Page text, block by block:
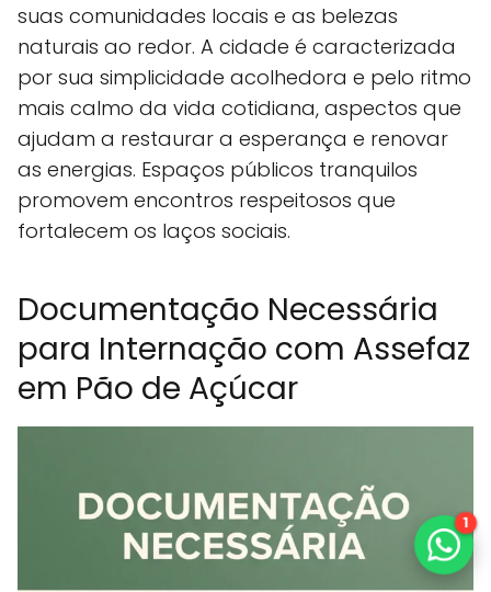
suas comunidades locais e as belezas
naturais ao redor. A cidade é caracterizada
por sua simplicidade acolhedora e pelo ritmo
mais calmo da vida cotidiana, aspectos que
ajudam a restaurar a esperança e renovar
as energias. Espaços públicos tranquilos
promovem encontros respeitosos que
fortalecem os laços sociais.
Documentação Necessária
para Internação com Assefaz
em Pão de Açúcar
1